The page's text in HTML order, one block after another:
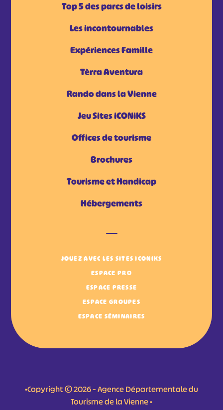
Top 5 des parcs de loisirs
Les incontournables
Expériences Famille
Tèrra Aventura
Rando dans la Vienne
Jeu Sites iCONiKS
Offices de tourisme
Brochures
Tourisme et Handicap
Hébergements
JOUEZ AVEC LES SITES ICONIKS
ESPACE PRO
ESPACE PRESSE
ESPACE GROUPES
ESPACE SÉMINAIRES
•Copyright © 2026 – Agence Départementale du
Tourisme de la Vienne •